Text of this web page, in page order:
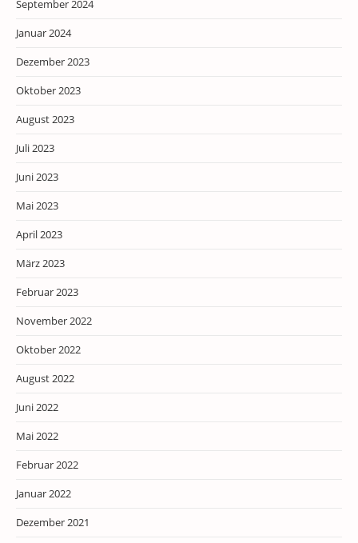
September 2024
Januar 2024
Dezember 2023
Oktober 2023
August 2023
Juli 2023
Juni 2023
Mai 2023
April 2023
März 2023
Februar 2023
November 2022
Oktober 2022
August 2022
Juni 2022
Mai 2022
Februar 2022
Januar 2022
Dezember 2021